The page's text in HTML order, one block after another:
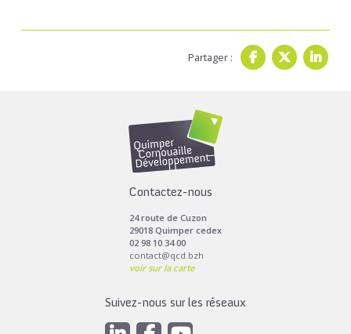
Partager :
Contactez-nous
24 route de Cuzon
29018 Quimper cedex
02 98 10 34 00
contact@qcd.bzh
voir sur la carte
Suivez-nous sur les réseaux